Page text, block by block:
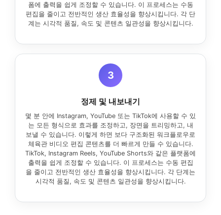
폼에 출력을 쉽게 조정할 수 있습니다. 이 프로세스는 수동
편집을 줄이고 전반적인 생산 효율성을 향상시킵니다. 각 단
계는 시각적 품질, 속도 및 콘텐츠 일관성을 향상시킵니다.
3
정제 및 내보내기
몇 분 안에 Instagram, YouTube 또는 TikTok에 사용할 수 있
는 모든 형식으로 효과를 조정하고, 장면을 트리밍하고, 내
보낼 수 있습니다. 이렇게 하면 보다 구조화된 워크플로우로
체육관 비디오 편집 콘텐츠를 더 빠르게 만들 수 있습니다.
TikTok, Instagram Reels, YouTube Shorts와 같은 플랫폼에
출력을 쉽게 조정할 수 있습니다. 이 프로세스는 수동 편집
을 줄이고 전반적인 생산 효율성을 향상시킵니다. 각 단계는
시각적 품질, 속도 및 콘텐츠 일관성을 향상시킵니다.